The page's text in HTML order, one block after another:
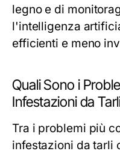
legno e di
l'intelligenza
efficienti e meno
Quali Sono i
Infestazioni da
Tra i problemi più
infestazioni da tarli